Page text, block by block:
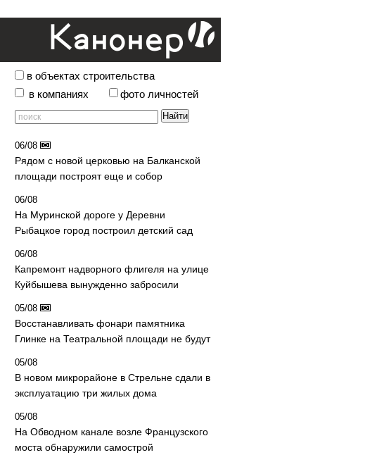
в объектах строительства
в компаниях
фото личностей
06/08
Рядом с новой церковью на Балканской
площади построят еще и собор
06/08
На Муринской дороге у Деревни
Рыбацкое город построил детский сад
06/08
Капремонт надворного флигеля на улице
Куйбышева вынужденно забросили
05/08
Восстанавливать фонари памятника
Глинке на Театральной площади не будут
05/08
В новом микрорайоне в Стрельне сдали в
эксплуатацию три жилых дома
05/08
На Обводном канале возле Французского
моста обнаружили самострой